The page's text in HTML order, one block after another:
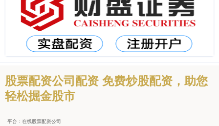
股票配资公司配资 免费炒股配资，助您
轻松掘金股市
平台：在线股票配资公司